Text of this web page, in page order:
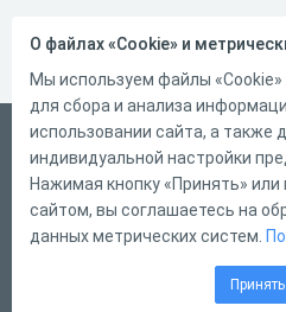
Русский
Справка
Форма обратной связи
О файлах «Cookie» и
Мы используем файлы
для сбора и анализа
использовании сайта, а также
индивидуальной настройки
Нажимая кнопку «Принять»
сайтом, вы соглашаетесь на
данных метрических систем.
Принять